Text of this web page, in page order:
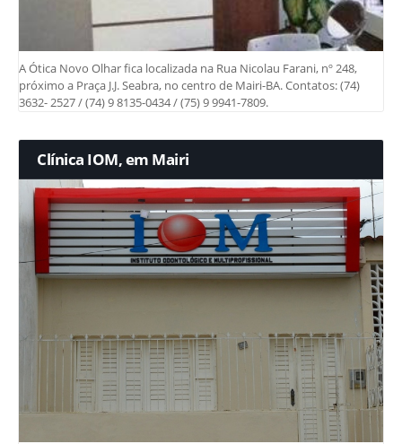
A Ótica Novo Olhar fica localizada na Rua Nicolau Farani, nº 248,
próximo a Praça J.J. Seabra, no centro de Mairi-BA. Contatos: (74)
3632- 2527 / (74) 9 8135-0434 / (75) 9 9941-7809.
Clínica IOM, em Mairi